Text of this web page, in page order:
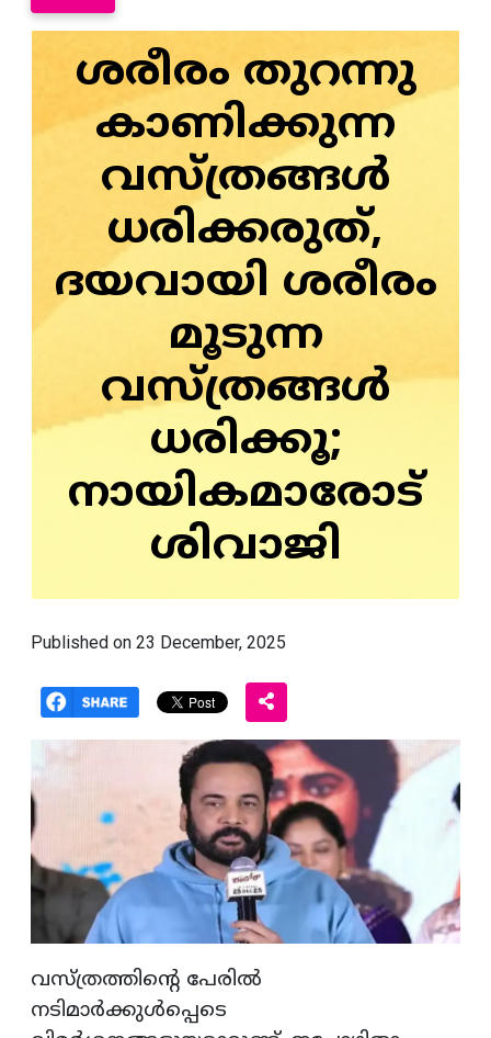
ശരീരം തുറന്നു
കാണിക്കുന്ന
വസ്ത്രങ്ങൾ
ധരിക്കരുത്,
ദയവായി ശരീരം
മൂടുന്ന
വസ്ത്രങ്ങൾ
ധരിക്കൂ;
നായികമാരോട്
ശിവാജി
Published on 23 December, 2025
വസ്ത്രത്തിന്റെ പേരിൽ
നടിമാർക്കുൾപ്പെടെ